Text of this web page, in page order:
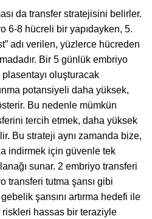
da transfer stratejisini belirler.
6-8 hücreli bir yapıdayken, 5.
adı verilen, yüzlerce hücreden
Bir 5 günlük embriyo
oluşturacak
potansiyeli daha yüksek,
Bu nedenle mümkün
tercih etmek, daha yüksek
Bu strateji aynı zamanda bize,
indirmek için güvenle tek
sunar. 2 embriyo transferi
transferi tutma şansı gibi
şansını artırma hedefi ile
hassas bir teraziyle